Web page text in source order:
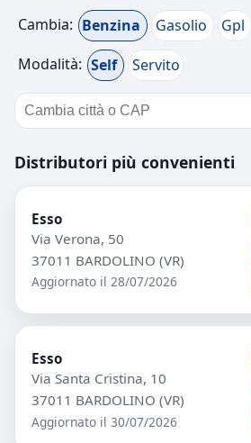
Cambia: Benzina Gasolio Gpl
Modalità: Self Servito
Distributori più convenienti
Esso
Via Verona, 50
37011 BARDOLINO (VR)
Aggiornato il 28/07/2026
Esso
Via Santa Cristina, 10
37011 BARDOLINO (VR)
Aggiornato il 30/07/2026